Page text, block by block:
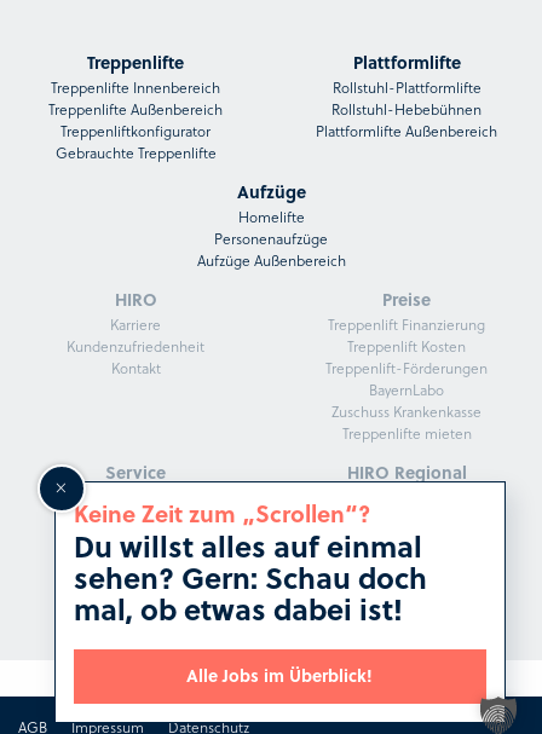
Treppenlifte
Treppenlifte Innenbereich
Treppenlifte Außenbereich
Treppenliftkonfigurator
Gebrauchte Treppenlifte
Plattformlifte
Rollstuhl-Plattformlifte
Rollstuhl-Hebebühnen
Plattformlifte Außenbereich
Aufzüge
Homelifte
Personenaufzüge
Aufzüge Außenbereich
HIRO
Karriere
Kundenzufriedenheit
Kontakt
Preise
Treppenlift Finanzierung
Treppenlift Kosten
Treppenlift-Förderungen
BayernLabo
Zuschuss Krankenkasse
Treppenlifte mieten
Service
HIRO Fachberater
Darum HIRO
Herstellergarantie
Kunden beraten
Service und Montage
HIRO Magazin
HIRO Regional
Treppenlifte in Frankfurt
Treppenlifte in Stuttgart
Treppenlifte in Düsseldorf
Treppenlifte in Dresden
Treppenlifte in Hannover
AGB Impressum Datenschutz
Keine Zeit zum „Scrollen“?
Du willst alles auf einmal
sehen? Gern: Schau doch
mal, ob etwas dabei ist!
Alle Jobs im Überblick!